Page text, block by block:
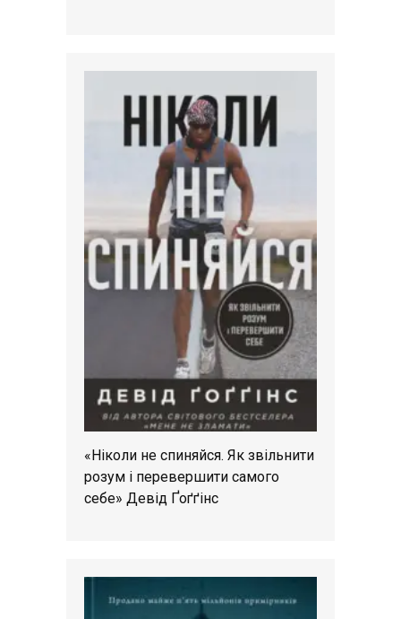
«Ніколи не спиняйся. Як звільнити
розум і перевершити самого
себе» Девід Ґоґґінс